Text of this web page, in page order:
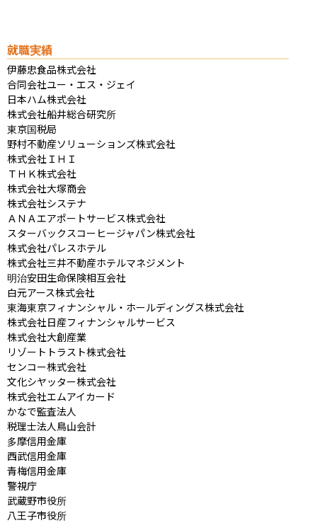
就職実績
伊藤忠食品株式会社
合同会社ユー・エス・ジェイ
日本ハム株式会社
株式会社船井総合研究所
東京国税局
野村不動産ソリューションズ株式会社
株式会社ＩＨＩ
ＴＨＫ株式会社
株式会社大塚商会
株式会社システナ
ＡＮＡエアポートサービス株式会社
スターバックスコーヒージャパン株式会社
株式会社パレスホテル
株式会社三井不動産ホテルマネジメント
明治安田生命保険相互会社
白元アース株式会社
東海東京フィナンシャル・ホールディングス株式会社
株式会社日産フィナンシャルサービス
株式会社大創産業
リゾートトラスト株式会社
センコー株式会社
文化シヤッター株式会社
株式会社エムアイカード
かなで監査法人
税理士法人鳥山会計
多摩信用金庫
西武信用金庫
青梅信用金庫
警視庁
武蔵野市役所
八王子市役所